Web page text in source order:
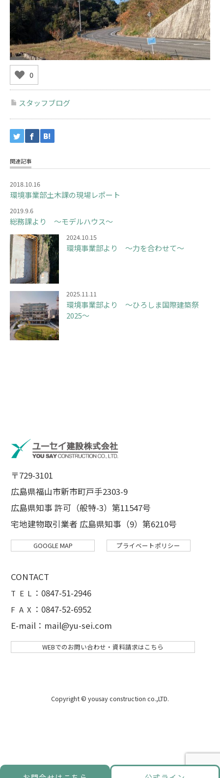
0
スタッフブログ
関連記事
2018.10.16
環境事業部土木課の現場レポート
2019.9.6
総務課より ～モデルハウス～
2024.10.15
環境事業部より ～力を合わせて～
2025.11.11
環境事業部より ～ひろしま国際建築祭
2025～
〒729-3101
広島県福山市新市町戸手2303-9
広島県知事 許可（般特-3）第11547号
宅地建物取引業者 広島県知事（9）第6210号
GOOGLE MAP プライベートポリシー
CONTACT
T E L ： 0847-51-2946
F A X ：0847-52-6952
E-mail：mail@yu-sei.com
WEBでのお問い合わせ・資料請求はこちら
Copyright © yousay construction co.,LTD.